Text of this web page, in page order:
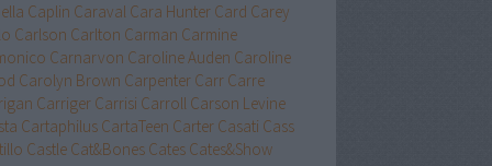
Caplin Caraval Cara Hunter Card Carey
Carlson Carlton Carman Carmine
Carnarvon Caroline Auden Caroline
Carolyn Brown Carpenter Carr Carre
Carriger Carrisi Carroll Carson Levine
Cartaphilus CartaTeen Carter Casati Cass
Castle Cat&Bones Cates Cates&Show